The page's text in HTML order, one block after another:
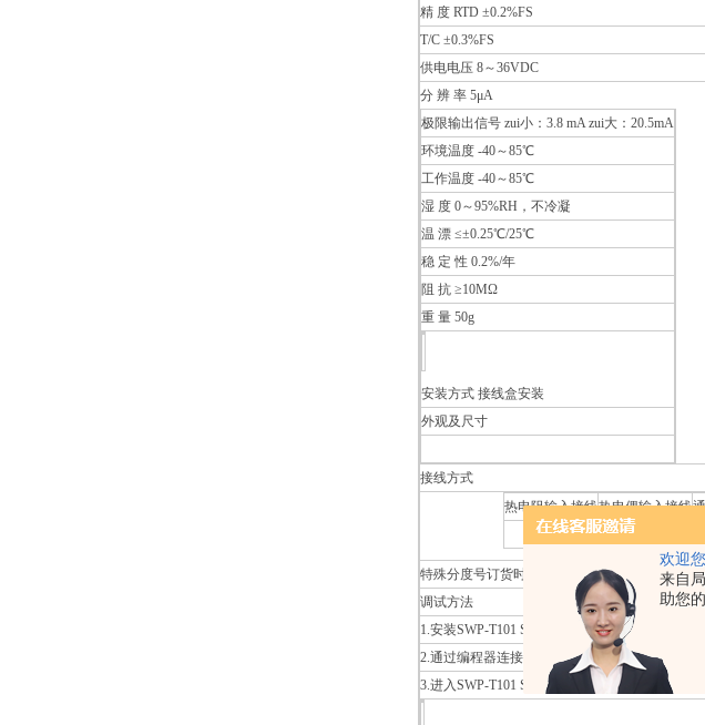
欢迎您
来自
助您
精 度 RTD ±0.2%FS
T/C ±0.3%FS
供电电压 8～36VDC
分 辨 率 5μA
极限输出信号 zui小：3.8 mA zui大：20.5mA
环境温度 -40～85℃
工作温度 -40～85℃
湿 度 0～95%RH，不冷凝
温 漂 ≤±0.25℃/25℃
稳 定 性 0.2%/年
阻 抗 ≥10MΩ
重 量 50g
安装方式 接线盒安装
外观及尺寸
接线方式
热电阻输入接线热电偶输入接线
特殊分度号订货时请注明
调试方法
1.安装SWP-T101 Soft软件。
2.通过编程器连接PC和温度变送器。
3.进入SWP-T101 Soft编程菜单，选择相关参数。